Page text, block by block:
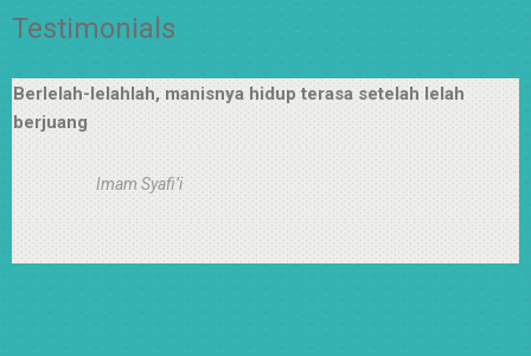
Testimonials
Berlelah-lelahlah, manisnya hidup terasa setelah lelah
berjuang
Imam Syafi’i